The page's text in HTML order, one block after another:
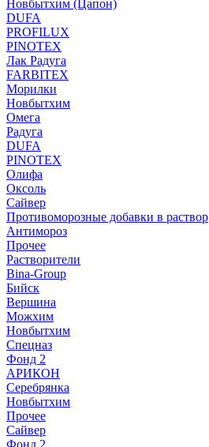
Новбытхим (Цапон)
DUFA
PROFILUX
PINOTEX
Лак Радуга
FARBITEX
Морилки
Новбытхим
Омега
Радуга
DUFA
PINOTEX
Олифа
Оксоль
Сайвер
Противоморозные добавки в раствор
Антимороз
Прочее
Растворители
Bina-Group
Бийск
Вершина
Можхим
Новбытхим
Спецназ
Фонд 2
АРИКОН
Серебрянка
Новбытхим
Прочее
Сайвер
Фонд 2